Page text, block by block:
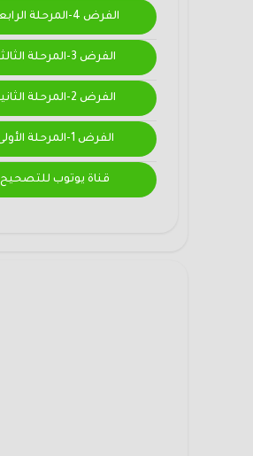
الفرض 4-المرحلة الرابعة
الفرض 3-المرحلة الثالثة
الفرض 2-المرحلة الثانية
الفرض 1-المرحلة الأولى
قناة يوتوب للتصحيح